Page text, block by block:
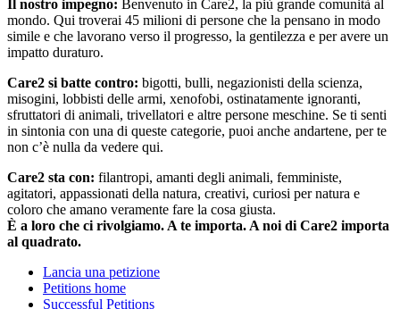
Il nostro impegno: Benvenuto in Care2, la più grande comunità al
mondo. Qui troverai 45 milioni di persone che la pensano in modo
simile e che lavorano verso il progresso, la gentilezza e per avere un
impatto duraturo.
Care2 si batte contro: bigotti, bulli, negazionisti della scienza,
misogini, lobbisti delle armi, xenofobi, ostinatamente ignoranti,
sfruttatori di animali, trivellatori e altre persone meschine. Se ti senti
in sintonia con una di queste categorie, puoi anche andartene, per te
non c’è nulla da vedere qui.
Care2 sta con: filantropi, amanti degli animali, femministe,
agitatori, appassionati della natura, creativi, curiosi per natura e
coloro che amano veramente fare la cosa giusta.
È a loro che ci rivolgiamo. A te importa. A noi di Care2 importa
al quadrato.
Lancia una petizione
Petitions home
Successful Petitions